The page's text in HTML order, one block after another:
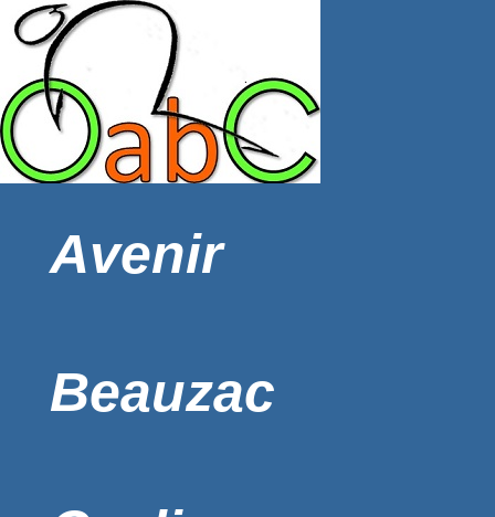
Avenir
Beauzac